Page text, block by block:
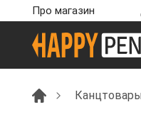
Про магазин
Канцтовары